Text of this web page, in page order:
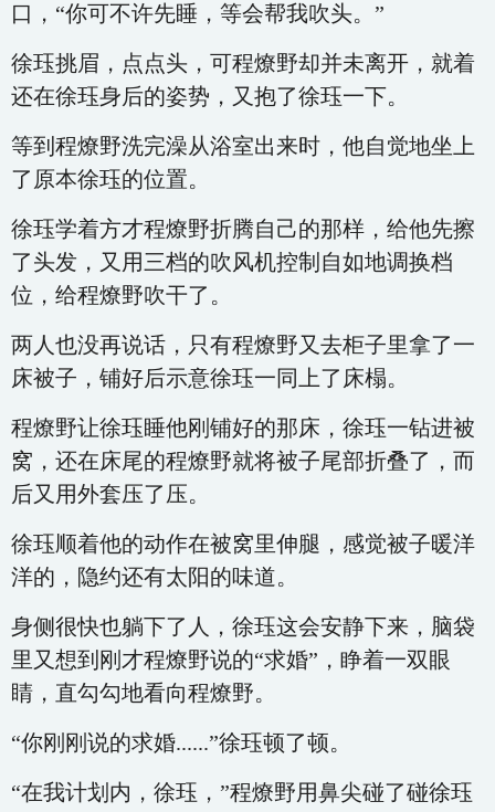
口，“你可不许先睡，等会帮我吹头。”
徐珏挑眉，点点头，可程燎野却并未离开，就着
还在徐珏身后的姿势，又抱了徐珏一下。
等到程燎野洗完澡从浴室出来时，他自觉地坐上
了原本徐珏的位置。
徐珏学着方才程燎野折腾自己的那样，给他先擦
了头发，又用三档的吹风机控制自如地调换档
位，给程燎野吹干了。
两人也没再说话，只有程燎野又去柜子里拿了一
床被子，铺好后示意徐珏一同上了床榻。
程燎野让徐珏睡他刚铺好的那床，徐珏一钻进被
窝，还在床尾的程燎野就将被子尾部折叠了，而
后又用外套压了压。
徐珏顺着他的动作在被窝里伸腿，感觉被子暖洋
洋的，隐约还有太阳的味道。
身侧很快也躺下了人，徐珏这会安静下来，脑袋
里又想到刚才程燎野说的“求婚”，睁着一双眼
睛，直勾勾地看向程燎野。
“你刚刚说的求婚......”徐珏顿了顿。
“在我计划内，徐珏，”程燎野用鼻尖碰了碰徐珏